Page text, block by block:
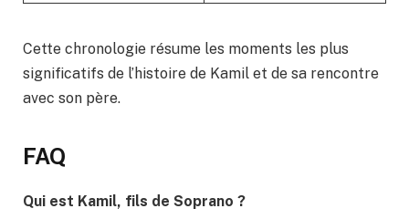
Cette chronologie résume les moments les plus
significatifs de l’histoire de Kamil et de sa rencontre
avec son père.
FAQ
Qui est Kamil, fils de Soprano ?